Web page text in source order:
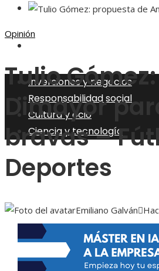
Cultura y ocio
Inversiones y negocios
Responsabilidad social
Cultura y ocio
Ciencia y tecnología
Opinión
Tulio
Dimayor
bravas –
Deportes
Emiliano Galván